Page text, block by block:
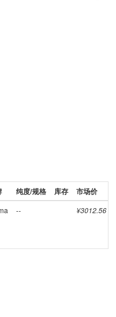
纯度/规格 库存 市场价
-- ¥3012.56